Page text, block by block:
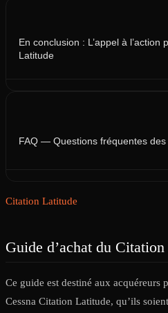
En conclusion : L’appel à l’action
Latitude
FAQ — Questions fréquentes
Citation Latitude
Guide d’achat du
Ce guide est destiné aux acquéreurs
Cessna Citation Latitude, qu’ils